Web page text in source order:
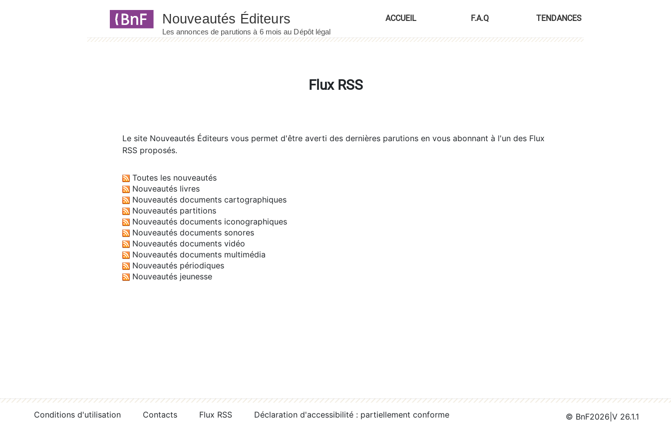
ACCUEIL F.A.Q TENDANCES
Flux RSS
Le site Nouveautés Éditeurs vous permet d'être averti des dernières parutions en vous abonnant à l'un des Flux
RSS proposés.
Toutes les nouveautés
Nouveautés livres
Nouveautés documents cartographiques
Nouveautés partitions
Nouveautés documents iconographiques
Nouveautés documents sonores
Nouveautés documents vidéo
Nouveautés documents multimédia
Nouveautés périodiques
Nouveautés jeunesse
Conditions d'utilisation Contacts Flux RSS Déclaration d'accessibilité : partiellement conforme © BnF2026 V 26.1.1